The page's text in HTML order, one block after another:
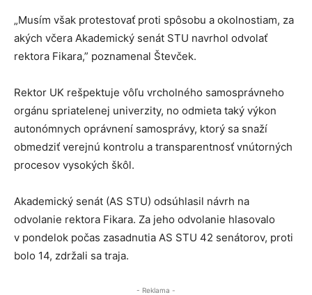
„Musím však protestovať proti spôsobu a okolnostiam, za
akých včera Akademický senát STU navrhol odvolať
rektora Fikara,” poznamenal Števček.
Rektor UK rešpektuje vôľu vrcholného samosprávneho
orgánu spriatelenej univerzity, no odmieta taký výkon
autonómnych oprávnení samosprávy, ktorý sa snaží
obmedziť verejnú kontrolu a transparentnosť vnútorných
procesov vysokých škôl.
Akademický senát (AS STU) odsúhlasil návrh na
odvolanie rektora Fikara. Za jeho odvolanie hlasovalo
v pondelok počas zasadnutia AS STU 42 senátorov, proti
bolo 14, zdržali sa traja.
- Reklama -